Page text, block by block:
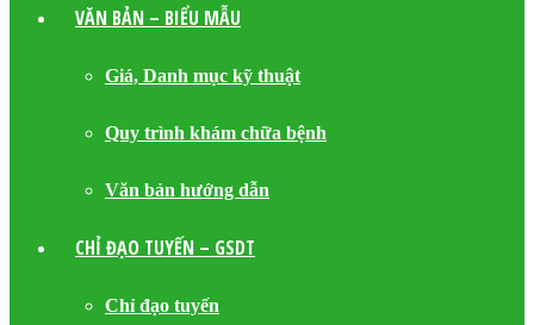
VĂN BẢN – BIỂU MẪU
Giá, Danh mục kỹ thuật
Quy trình khám chữa bệnh
Văn bản hướng dẫn
CHỈ ĐẠO TUYẾN – GSDT
Chỉ đạo tuyến